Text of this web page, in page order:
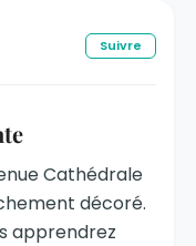
Suivre
Cathédrale
décoré.
apprendrez